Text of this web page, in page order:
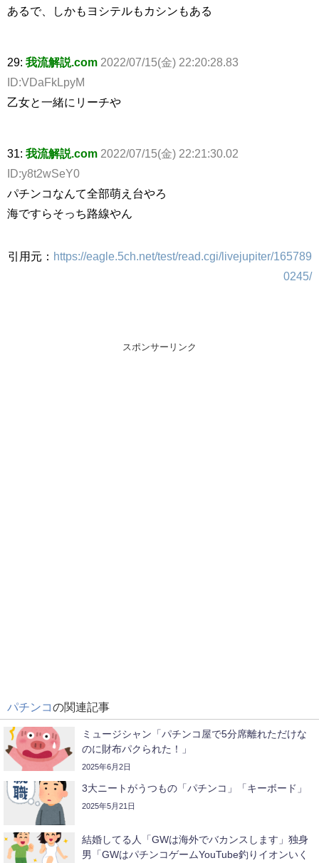
あるで、しかもヨシテルもカシンもある
29: 我流解説.com 2022/07/15(金) 22:20:28.83
ID:VDaFkLpyM
乙女と一緒にリーチや
31: 我流解説.com 2022/07/15(金) 22:21:30.02
ID:y8t2wSeY0
パチンコなんて全部萌え台やろ
海ですらそっち路線やん
引用元： https://eagle.5ch.net/test/read.cgi/livejupiter/165789
0245/
スポンサーリンク
パチンコの関連記事
ミュージシャン「パチンコ屋で5分席離れただけな
のに財布パクられた！」
2025年6月2日
3大ニートがうつもの「パチンコ」「キーボード」
2025年5月21日
結婚してる人「GWは海外でバカンスします」独身
男「GWはパチンコゲームYouTube釣りイオンいく